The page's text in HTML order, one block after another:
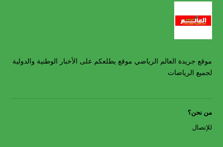
موقع جريدة العالم الرياضي موقع يطلعكم على الأخبار الوطنية والدولية
لجميع الرياضات
من نحن؟
للإتصال